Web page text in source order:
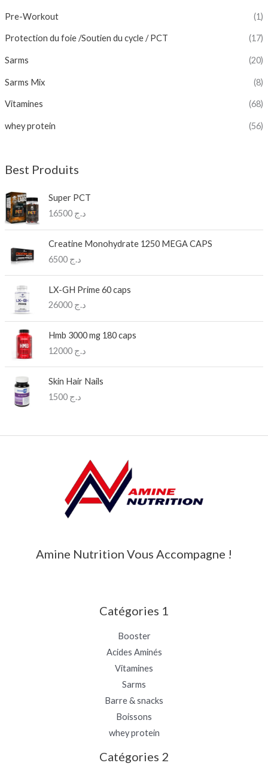
Pre-Workout (1)
Protection du foie /Soutien du cycle / PCT (17)
Sarms (20)
Sarms Mix (8)
Vitamines (68)
whey protein (56)
Best Produits
Super PCT
د.ج 16500
Creatine Monohydrate 1250 MEGA CAPS
د.ج 6500
LX-GH Prime 60 caps
د.ج 26000
Hmb 3000 mg 180 caps
د.ج 12000
Skin Hair Nails
د.ج 1500
Amine Nutrition Vous Accompagne !
Catégories 1
Booster
Acides Aminés
Vitamines
Sarms
Barre & snacks
Boissons
whey protein
Catégories 2